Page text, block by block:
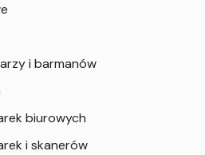
i barmanów
biurowych
i skanerów